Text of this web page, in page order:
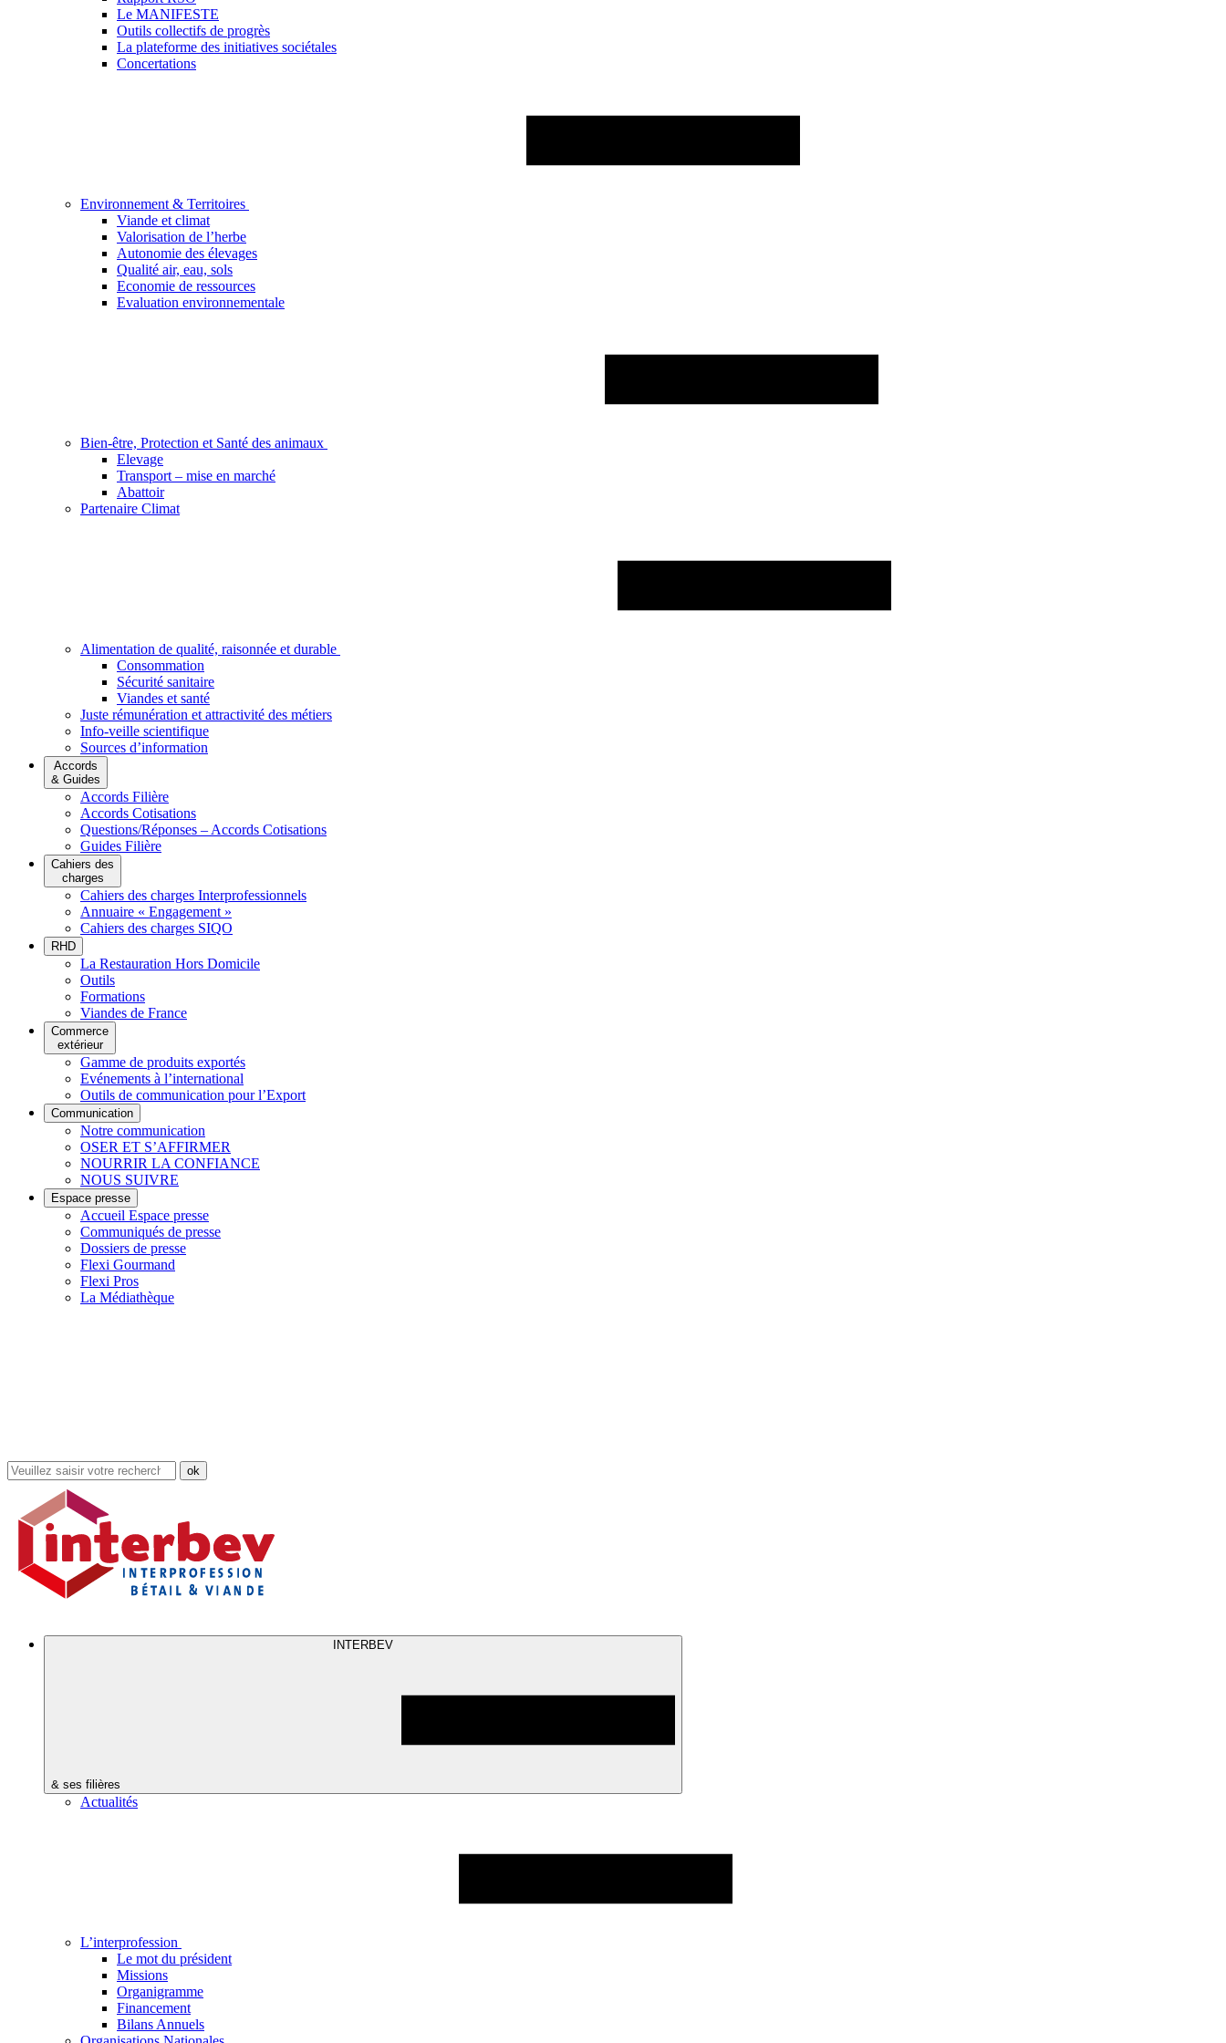
Le MANIFESTE
Outils collectifs de progrès
La plateforme des initiatives sociétales
Concertations
Environnement & Territoires
Viande et climat
Valorisation de l’herbe
Autonomie des élevages
Qualité air, eau, sols
Economie de ressources
Evaluation environnementale
Bien-être, Protection et Santé des animaux
Elevage
Transport – mise en marché
Abattoir
Partenaire Climat
Alimentation de qualité, raisonnée et durable
Consommation
Sécurité sanitaire
Viandes et santé
Juste rémunération et attractivité des métiers
Info-veille scientifique
Sources d’information
Accords
& Guides
Accords Filière
Accords Cotisations
Questions/Réponses – Accords Cotisations
Guides Filière
Cahiers des
charges
Cahiers des charges Interprofessionnels
Annuaire « Engagement »
Cahiers des charges SIQO
RHD
La Restauration Hors Domicile
Outils
Formations
Viandes de France
Commerce
extérieur
Gamme de produits exportés
Evénements à l’international
Outils de communication pour l’Export
Communication
Notre communication
OSER ET S’AFFIRMER
NOURRIR LA CONFIANCE
NOUS SUIVRE
Espace presse
Accueil Espace presse
Communiqués de presse
Dossiers de presse
Flexi Gourmand
Flexi Pros
La Médiathèque
Rechercher
dans
site
INTERBEV
& ses filières
Actualités
L’interprofession
Le mot du président
Missions
Organigramme
Financement
Bilans Annuels